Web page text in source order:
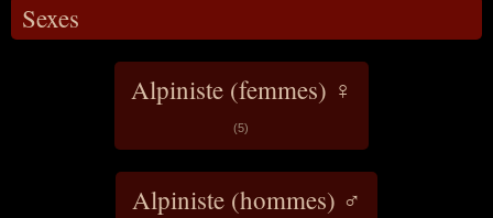
Sexes
Alpiniste (femmes) ♀
(5)
Alpiniste (hommes) ♂